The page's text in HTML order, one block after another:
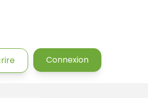
Connexion